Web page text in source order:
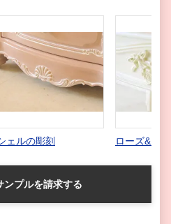
ェルの彫刻 ローズ&リ
ンプルを請求する